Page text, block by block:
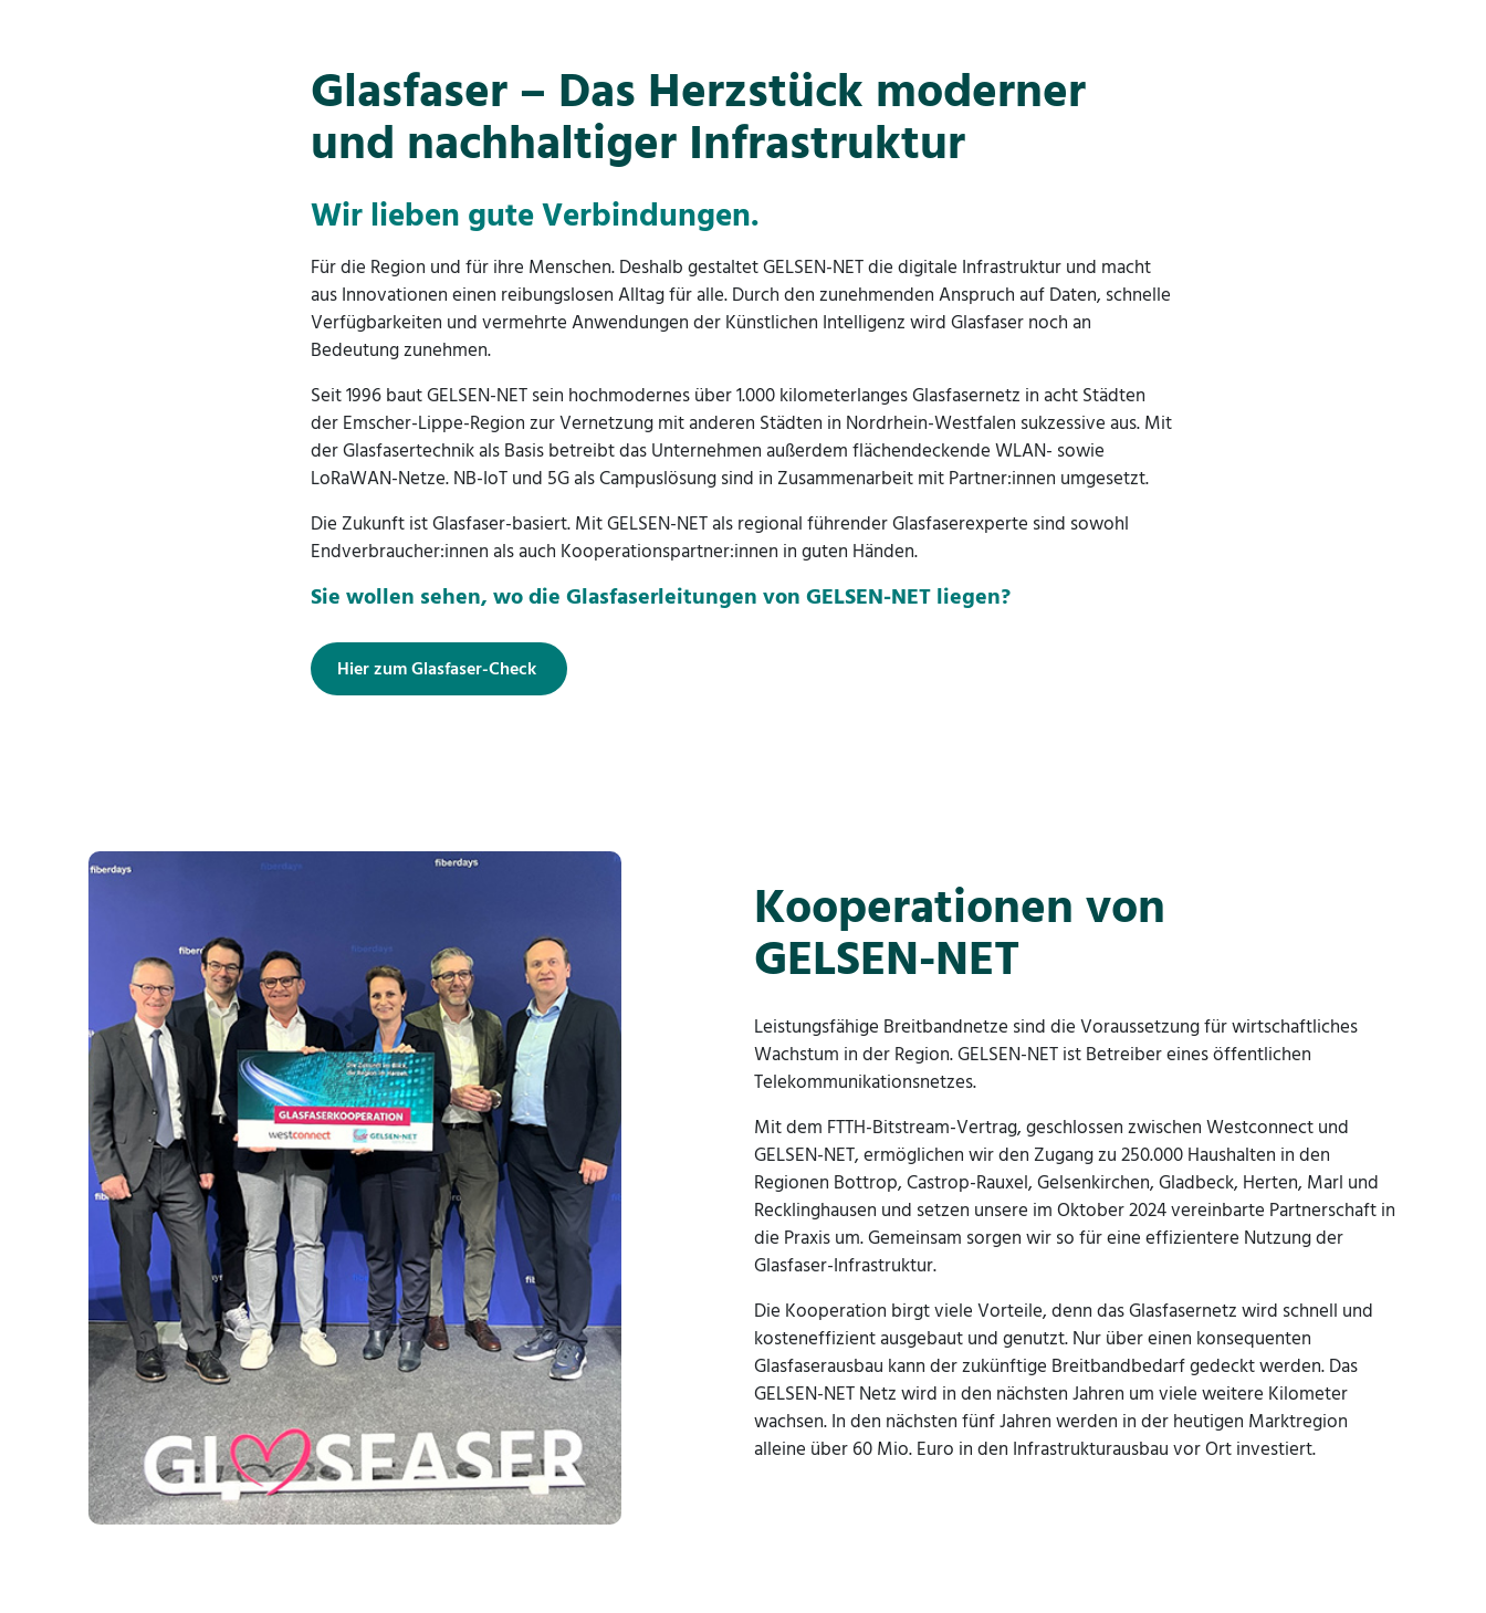
Glasfaser – Das Herzstück moderner
und nachhaltiger Infrastruktur
Wir lieben gute Verbindungen.
Für die Region und für ihre Menschen. Deshalb gestaltet GELSEN-NET die digitale Infrastruktur und macht
aus Innovationen einen reibungslosen Alltag für alle. Durch den zunehmenden Anspruch auf Daten, schnelle
Verfügbarkeiten und vermehrte Anwendungen der Künstlichen Intelligenz wird Glasfaser noch an
Bedeutung zunehmen.
Seit 1996 baut GELSEN-NET sein hochmodernes über 1.000 kilometerlanges Glasfasernetz in acht Städten
der Emscher-Lippe-Region zur Vernetzung mit anderen Städten in Nordrhein-Westfalen sukzessive aus. Mit
der Glasfasertechnik als Basis betreibt das Unternehmen außerdem flächendeckende WLAN- sowie
LoRaWAN-Netze. NB-IoT und 5G als Campuslösung sind in Zusammenarbeit mit Partner:innen umgesetzt.
Die Zukunft ist Glasfaser-basiert. Mit GELSEN-NET als regional führender Glasfaserexperte sind sowohl
Endverbraucher:innen als auch Kooperationspartner:innen in guten Händen.
Sie wollen sehen, wo die Glasfaserleitungen von GELSEN-NET liegen?
Hier zum Glasfaser-Check
Kooperationen von
GELSEN-NET
Leistungsfähige Breitbandnetze sind die Voraussetzung für wirtschaftliches
Wachstum in der Region. GELSEN-NET ist Betreiber eines öffentlichen
Telekommunikationsnetzes.
Mit dem FTTH-Bitstream-Vertrag, geschlossen zwischen Westconnect und
GELSEN-NET, ermöglichen wir den Zugang zu 250.000 Haushalten in den
Regionen Bottrop, Castrop-Rauxel, Gelsenkirchen, Gladbeck, Herten, Marl und
Recklinghausen und setzen unsere im Oktober 2024 vereinbarte Partnerschaft in
die Praxis um. Gemeinsam sorgen wir so für eine effizientere Nutzung der
Glasfaser-Infrastruktur.
Die Kooperation birgt viele Vorteile, denn das Glasfasernetz wird schnell und
kosteneffizient ausgebaut und genutzt. Nur über einen konsequenten
Glasfaserausbau kann der zukünftige Breitbandbedarf gedeckt werden. Das
GELSEN-NET Netz wird in den nächsten Jahren um viele weitere Kilometer
wachsen. In den nächsten fünf Jahren werden in der heutigen Marktregion
alleine über 60 Mio. Euro in den Infrastrukturausbau vor Ort investiert.